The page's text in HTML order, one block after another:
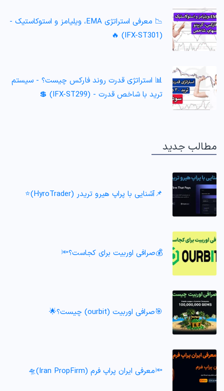
📉 معرفی استراتژی EMA، ویلیامز و استوکاستیک -
(IFX-ST301) 🔥
📊 استراتژی قدرت روند فارکس چیست؟ - سیستم
ترید با شاخص قدرت - (IFX-ST299) 💲
مطالب جدید
📌آشنایی با پراپ هیرو تریدر (HyroTrader)⭐️
💰صرافی اوربیت برای کجاست؟🔦
🎯صرافی اوربیت (ourbit) چیست؟🌟
🔦معرفی ایران پراپ فرم (Iran PropFirm)🛸